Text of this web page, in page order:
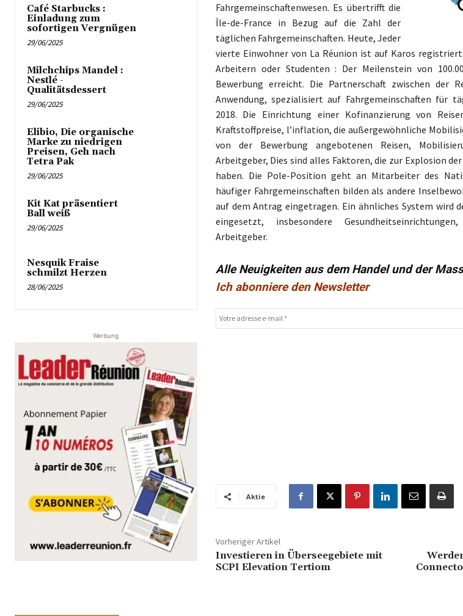
Café Starbucks :
Einladung zum
sofortigen Vergnügen
29/06/2025
Milchchips Mandel :
Nestlé -
Qualitätsdessert
29/06/2025
Elibio, Die organische
Marke zu niedrigen
Preisen, Geh nach
Tetra Pak
29/06/2025
Kit Kat präsentiert
Ball weiß
29/06/2025
Nesquik Fraise
schmilzt Herzen
28/06/2025
Werbung
Fahrgemeinschaftenwesen. Es übertrifft die
Île-de-France in Bezug auf die Zahl der
täglichen Fahrgemeinschaften. Heute, Jeder
vierte Einwohner von La Réunion ist auf Karos
Arbeitern oder Studenten : Der Meilenstein von
Bewerbung erreicht. Die Partnerschaft zwischen der
Anwendung, spezialisiert auf Fahrgemeinschaften für
2018. Die Einrichtung einer Kofinanzierung von
Kraftstoffpreise, l’inflation, die außergewöhnliche
von der Bewerbung angebotenen Reisen,
Arbeitgeber, Dies sind alles Faktoren, die zur Explosion
haben. Die Pole-Position geht an Mitarbeiter des
häufiger Fahrgemeinschaften bilden als andere
auf dem Antrag eingetragen. Ein ähnliches System wird
eingesetzt, insbesondere
Arbeitgeber.
Alle Neuigkeiten aus dem Handel und der
Ich abonniere den Newsletter
Aktie
Vorheriger Artikel
Investieren in Überseegebiete mit
SCPI Elevation Tertiom